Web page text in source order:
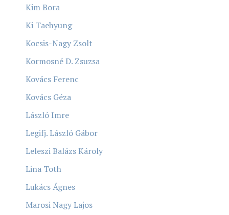
Kim Bora
Ki Taehyung
Kocsis-Nagy Zsolt
Kormosné D. Zsuzsa
Kovács Ferenc
Kovács Géza
László Imre
Legifj. László Gábor
Leleszi Balázs Károly
Lina Toth
Lukács Ágnes
Marosi Nagy Lajos